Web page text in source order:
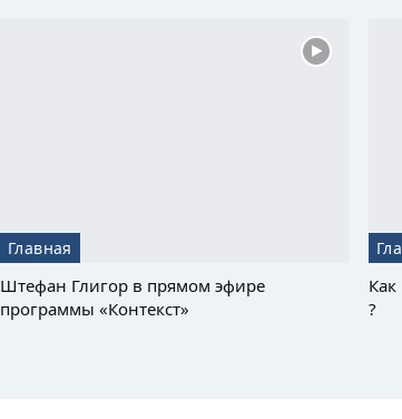
Главная
Штефан Глигор в прямом эфире
программы «Контекст»
?